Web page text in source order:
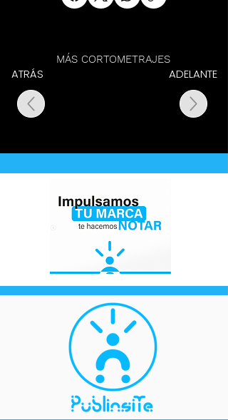
ATRÁS
MÁS CORTOMETRAJES
ADELANTE